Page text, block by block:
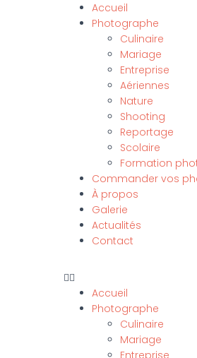
Accueil
Photographe
Culinaire
Mariage
Entreprise
Aériennes
Nature
Shooting
Reportage
Scolaire
Formation
Commander vos
À propos
Galerie
Actualités
Contact
Accueil
Photographe
Culinaire
Mariage
Entreprise